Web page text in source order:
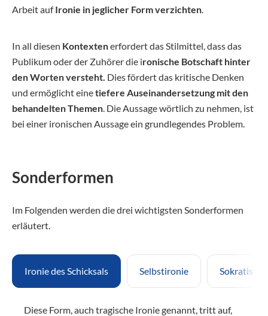
Arbeit aufIronie in jeglicher Form verzichten.
In all diesen Kontextenerfordert das Stilmittel, dass das
Publikum oder der Zuhörer die ironische Botschaft hinter
den Worten versteht. Dies fördert das kritische Denken
und ermöglicht einetiefere Auseinandersetzung mit den
behandelten Themen. Die Aussage wörtlich zu nehmen, ist
bei einer ironischen Aussage ein grundlegendes Problem.
Sonderformen
Im Folgenden werden die drei wichtigsten Sonderformen
erläutert.
Ironie des Schicksals Selbstironie
Diese Form, auch tragische Ironie genannt, tritt auf,